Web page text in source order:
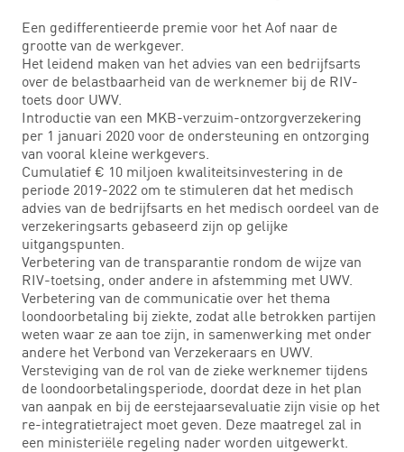
Een gedifferentieerde premie voor het Aof naar de
grootte van de werkgever.
Het leidend maken van het advies van een bedrijfsarts
over de belastbaarheid van de werknemer bij de RIV-
toets door UWV.
Introductie van een MKB-verzuim-ontzorgverzekering
per 1 januari 2020 voor de ondersteuning en ontzorging
van vooral kleine werkgevers.
Cumulatief € 10 miljoen kwaliteitsinvestering in de
periode 2019-2022 om te stimuleren dat het medisch
advies van de bedrijfsarts en het medisch oordeel van de
verzekeringsarts gebaseerd zijn op gelijke
uitgangspunten.
Verbetering van de transparantie rondom de wijze van
RIV-toetsing, onder andere in afstemming met UWV.
Verbetering van de communicatie over het thema
loondoorbetaling bij ziekte, zodat alle betrokken partijen
weten waar ze aan toe zijn, in samenwerking met onder
andere het Verbond van Verzekeraars en UWV.
Versteviging van de rol van de zieke werknemer tijdens
de loondoorbetalingsperiode, doordat deze in het plan
van aanpak en bij de eerstejaarsevaluatie zijn visie op het
re-integratietraject moet geven. Deze maatregel zal in
een ministeriële regeling nader worden uitgewerkt.